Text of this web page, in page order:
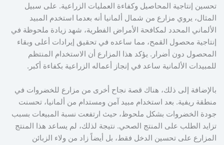
تحسين إنتاجية المحاصيل وكفاءة العمليات الزراعية. على سبيل
المثال، يروي مزارع من شمال ألمانيا أنه بعدما استخدم المبيد
الألماني المحدد لمكافحة الأمراض الفطرية، شهد زيادة ملحوظة في
إنتاجية محصول القمح، مما ساعده في تحقيق إيرادات أعلى وبقاء
المحصول دون أضرار. يؤكد هذا المزارع أن الاستخدام المنتظم
للمبيدات الألمانية ساعد في إنجاز أعماله الزراعية بكفاءة أكبر.
بالإضافة إلى ذلك، هناك قصة نجاح أخرى من مزارع للخضروات في
منطقة ريفية. بعد استخدام مبيد آمن ومستدام من ألمانيا، تحسنت
جودة الخضروات بشكل ملحوظ، حيث ارتفعت نسبة المبيعات بسبب
تزايد الطلب على المنتج الصحي. نتيجة لذلك، لم يساعد هذا المنتج
المزارع على تحسين الدخل فقط، بل أيضاً زاد من ولاء الزبائن